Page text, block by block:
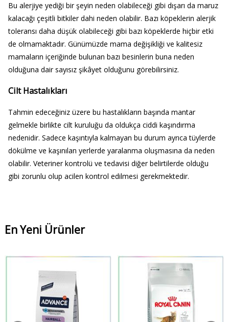
Bu alerjiye yediği bir şeyin neden olabileceği gibi dışarı da maruz
kalacağı çeşitli bitkiler dahi neden olabilir. Bazı köpeklerin alerjik
toleransı daha düşük olabileceği gibi bazı köpeklerde hiçbir etki
de olmamaktadır. Günümüzde mama değişikliği ve kalitesiz
mamaların içeriğinde bulunan bazı besinlerin buna neden
olduğuna dair sayısız şikâyet olduğunu görebilirsiniz.
Cilt Hastalıkları
Tahmin edeceğiniz üzere bu hastalıkların başında mantar
gelmekle birlikte cilt kuruluğu da oldukça ciddi kaşındırma
nedenidir. Sadece kaşıntıyla kalmayan bu durum ayrıca tüylerde
dökülme ve kaşınılan yerlerde yaralanma oluşmasına da neden
olabilir. Veteriner kontrolü ve tedavisi diğer belirtilerde olduğu
gibi zorunlu olup acilen kontrol edilmesi gerekmektedir.
En Yeni Ürünler